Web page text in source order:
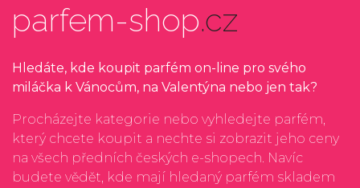
parfem-shop.cz
Hledáte, kde koupit parfém on-line pro svého
miláčka k Vánocům, na Valentýna nebo jen tak?
Procházejte kategorie nebo vyhledejte parfém,
který chcete koupit a nechte si zobrazit jeho ceny
na všech předních českých e-shopech. Navíc
budete vědět, kde mají hledaný parfém skladem